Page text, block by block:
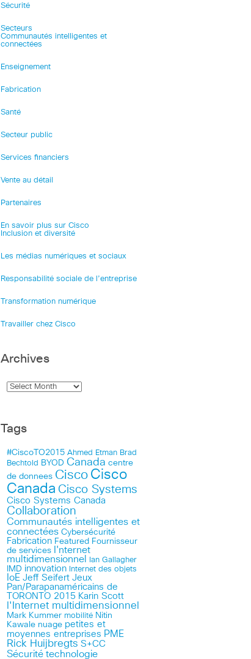
Sécurité
Secteurs
Communautés intelligentes et
connectées
Enseignement
Fabrication
Santé
Secteur public
Services financiers
Vente au détail
Partenaires
En savoir plus sur Cisco
Inclusion et diversité
Les médias numériques et sociaux
Responsabilité sociale de l’entreprise
Transformation numérique
Travailler chez Cisco
Archives
Tags
#CiscoTO2015 Ahmed Etman Brad
Bechtold
BYOD Canada centre
de donnees Cisco Cisco
Canada Cisco Systems
Cisco Systems Canada
Collaboration
Communautés intelligentes et
connectées Cybersécurité
Fabrication Featured Fournisseur
de services
I'nternet
multidimensionnel
Ian Gallagher
IMD innovation Internet des objets
IoE Jeff Seifert Jeux
Pan/Parapanaméricains de
TORONTO 2015 Karin Scott
l'Internet multidimensionnel
Mark Kummer mobilité Nitin
Kawale nuage petites et
moyennes entreprises PME
Rick Huijbregts S+CC
Sécurité technologie